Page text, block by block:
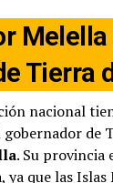
Melella
Tierra
nacional
de
. Su provincia
ya que las